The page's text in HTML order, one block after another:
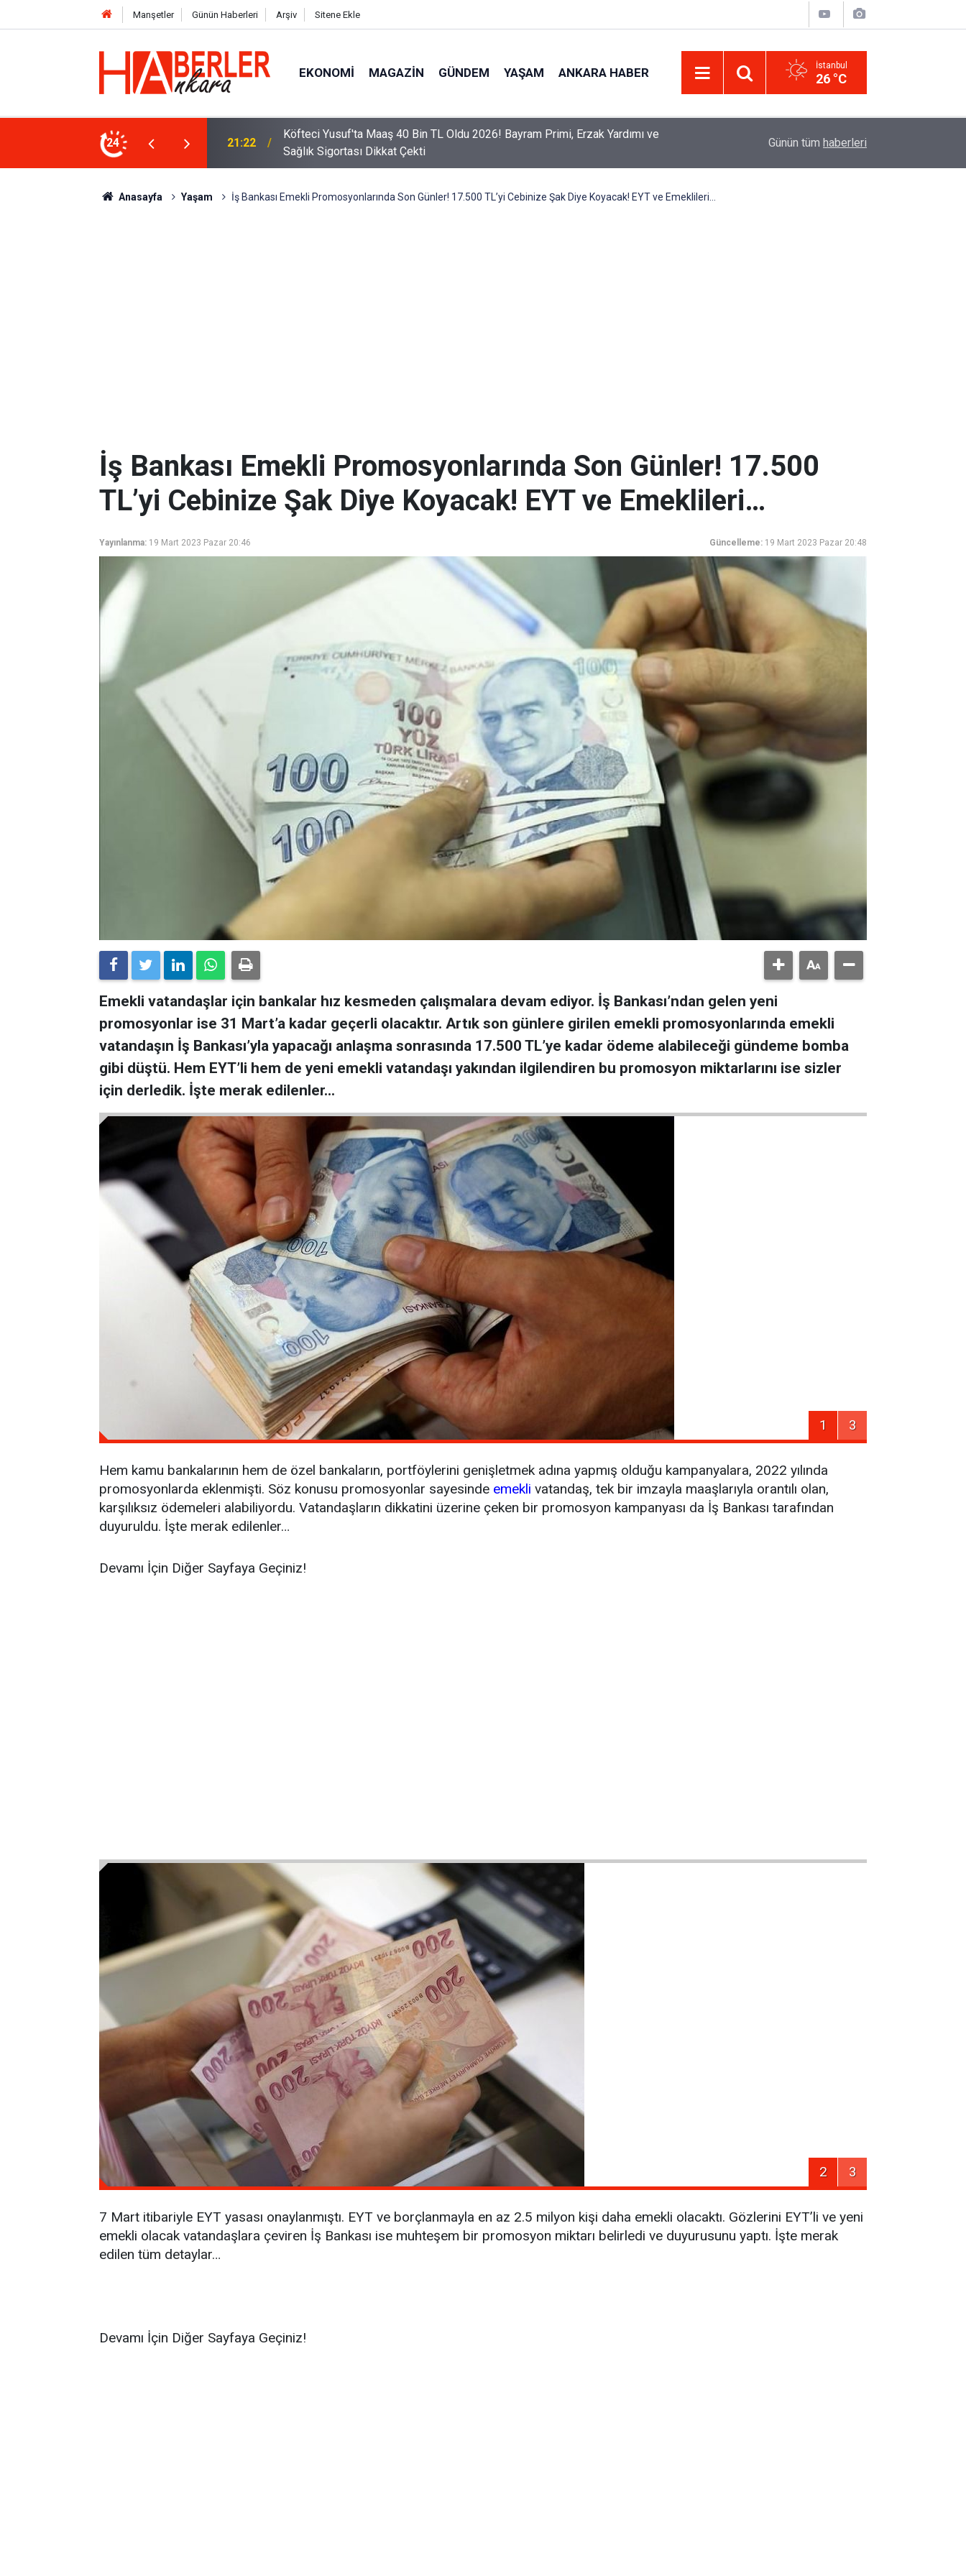
Manşetler Günün Haberleri Arşiv Sitene Ekle
EKONOMI MAGAZIN GÜNDEM YAŞAM ANKARA HABER İstanbul
26 °C
24
2026! Bayram Primi, Erzak Yardımı ve
12:33 Sürücüler Dikkat! Yeni Dönemde 3 İhlal Ehliyet İptaline Neden Olacak
Uzadı, Ödeme Kuralları Değişti
Günün tüm haberleri
Anasayfa Yaşam İş Bankası Emekli Promosyonlarında Son Günler! 17.500 TL’yi Cebinize Şak Diye Koyacak! EYT ve Emeklileri…
İş Bankası Emekli Promosyonlarında Son Günler! 17.500
TL’yi Cebinize Şak Diye Koyacak! EYT ve Emeklileri…
Yayınlanma: 19 Mart 2023 Pazar 20:46 Güncelleme: 19 Mart 2023 Pazar 20:48
Emekli vatandaşlar için bankalar hız kesmeden çalışmalara devam ediyor. İş Bankası’ndan gelen yeni
promosyonlar ise 31 Mart’a kadar geçerli olacaktır. Artık son günlere girilen emekli promosyonlarında emekli
vatandaşın İş Bankası’yla yapacağı anlaşma sonrasında 17.500 TL’ye kadar ödeme alabileceği gündeme bomba
gibi düştü. Hem EYT’li hem de yeni emekli vatandaşı yakından ilgilendiren bu promosyon miktarlarını ise sizler
için derledik. İşte merak edilenler…
1 3
Hem kamu bankalarının hem de özel bankaların, portföylerini genişletmek adına yapmış olduğu kampanyalara, 2022 yılında
promosyonlarda eklenmişti. Söz konusu promosyonlar sayesinde emekli vatandaş, tek bir imzayla maaşlarıyla orantılı olan,
karşılıksız ödemeleri alabiliyordu. Vatandaşların dikkatini üzerine çeken bir promosyon kampanyası da İş Bankası tarafından
duyuruldu. İşte merak edilenler…
Devamı İçin Diğer Sayfaya Geçiniz!
2 3
7 Mart itibariyle EYT yasası onaylanmıştı. EYT ve borçlanmayla en az 2.5 milyon kişi daha emekli olacaktı. Gözlerini EYT’li ve yeni
emekli olacak vatandaşlara çeviren İş Bankası ise muhteşem bir promosyon miktarı belirledi ve duyurusunu yaptı. İşte merak
edilen tüm detaylar…
Devamı İçin Diğer Sayfaya Geçiniz!